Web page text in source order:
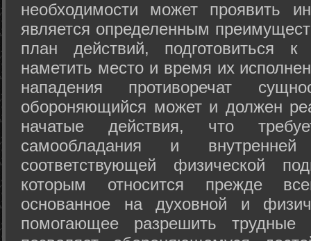
необходимости может проявить
является определенным
план действий, подготовиться
наметить место и время их
нападения противоречат
обороняющийся может и должен
начатые действия, что
самообладания и
соответствующей физической
которым относится прежде
основанное на духовной и
помогающее разрешить